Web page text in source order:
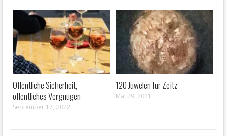
Öffentliche Sicherheit,
öffentliches Vergnügen
September 17, 2022
120 Juwelen für Zeitz
Mai 29, 2021